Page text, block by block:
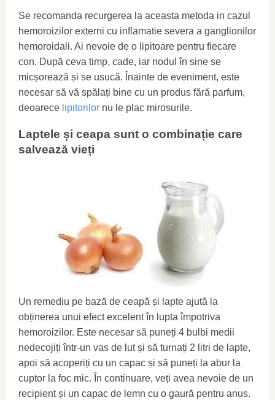
Se recomanda recurgerea la aceasta metoda in cazul
hemoroizilor externi cu inflamatie severa a ganglionilor
hemoroidali. Ai nevoie de o lipitoare pentru fiecare
con. După ceva timp, cade, iar nodul în sine se
micșorează și se usucă. Înainte de eveniment, este
necesar să vă spălați bine cu un produs fără parfum,
deoarece lipitorilor nu le plac mirosurile.
Laptele și ceapa sunt o combinație care
salvează vieți
Un remediu pe bază de ceapă și lapte ajută la
obținerea unui efect excelent în lupta împotriva
hemoroizilor. Este necesar să puneți 4 bulbi medii
nedecojiți într-un vas de lut și să turnați 2 litri de lapte,
apoi să acoperiți cu un capac și să puneți la abur la
cuptor la foc mic. În continuare, veți avea nevoie de un
recipient și un capac de lemn cu o gaură pentru anus.